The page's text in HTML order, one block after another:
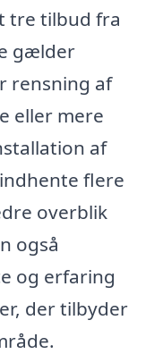
tre tilbud fra
gælder
rensning af
eller mere
af
flere
overblik
også
og erfaring
der tilbyder